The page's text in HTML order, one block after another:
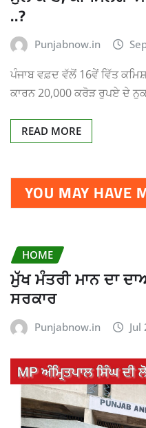
..?
Punjabnow.in
ਪੰਜਾਬ ਵਫ਼ਦ ਵੱਲੋਂ 16ਵੇਂ ਵਿੱਤ
ਕਾਰਨ 20,000 ਕਰੋੜ ਰੁਪਏ ਦੇ
READ MORE
YOU MAY HAVE
HOME
ਮੁੱਖ ਮੰਤਰੀ ਮਾਨ ਦਾ
ਸਰਕਾਰ
Punjabnow.in Jul